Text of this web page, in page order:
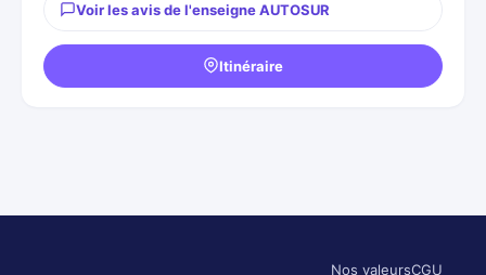
Voir les avis de l'enseigne AUTOSUR
Itinéraire
Nos valeursCGU